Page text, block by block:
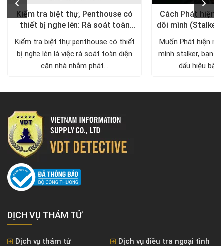
Kiểm tra biệt thự, Penthouse có
thiết bị nghe lén: Rà soát toàn
diện, trả lại không gian riêng tư
Kiểm tra biệt thự penthouse có thiết
bị nghe lén là việc rà soát toàn diện
căn nhà nhằm phát...
Cách Phát hiện
dõi mình
Muốn Phát hiện
mình stalker, bạn
dấu hiệu bất
DỊCH VỤ THÁM TỬ
Dịch vụ thám tử
Dịch vụ điều tra ngoại tình